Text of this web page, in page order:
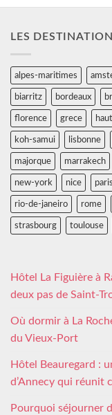
LES
alpes-maritimes
biarritz bordeaux
florence grece
koh-samui lisbonne
majorque marrakech
new-york nice paris
rio-de-janeiro rome
strasbourg toulouse
Hôtel La Figuière à
deux pas de Saint-
Où dormir à La
du Vieux-Port
Hôtel Beauregard :
d’Annecy qui réunit
Pourquoi séjourner